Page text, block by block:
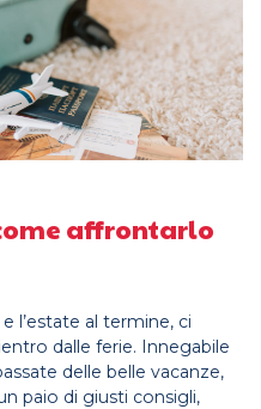
affrontarlo
l’estate al termine, ci
dalle ferie. Innegabile
delle belle vacanze,
paio di giusti consigli,